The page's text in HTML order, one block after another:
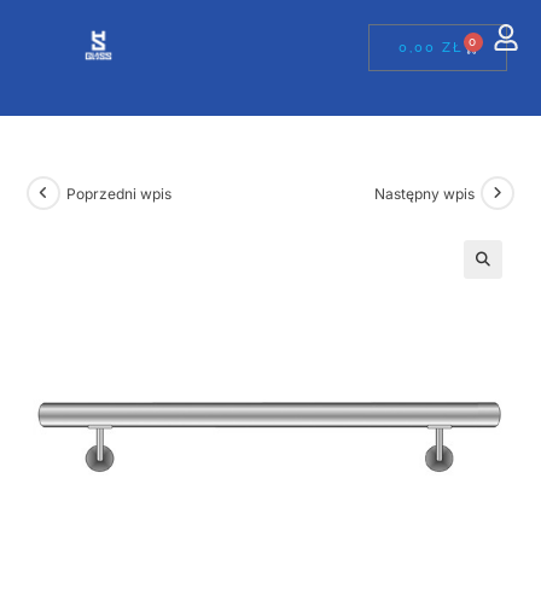
0,00ZŁ 0
Poprzedni wpis Następny wpis